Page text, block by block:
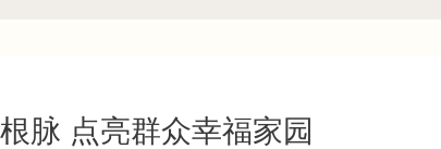
脉 点亮群众幸福家园